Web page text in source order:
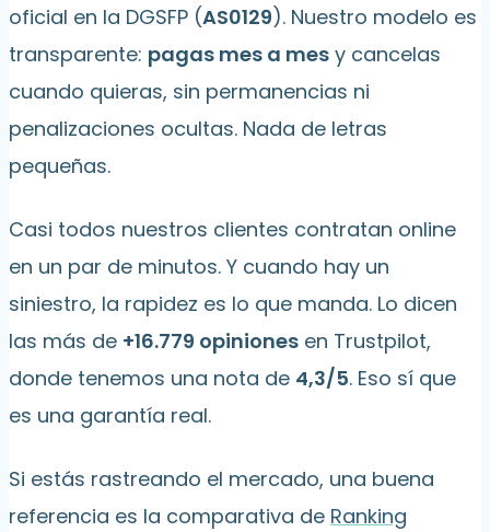
oficial en la DGSFP (AS0129). Nuestro modelo es
transparente: pagas mes a mes y cancelas
cuando quieras, sin permanencias ni
penalizaciones ocultas. Nada de letras
pequeñas.
Casi todos nuestros clientes contratan online
en un par de minutos. Y cuando hay un
siniestro, la rapidez es lo que manda. Lo dicen
las más de +16.779 opiniones en Trustpilot,
donde tenemos una nota de 4,3/5. Eso sí que
es una garantía real.
Si estás rastreando el mercado, una buena
referencia es la comparativa de Ranking